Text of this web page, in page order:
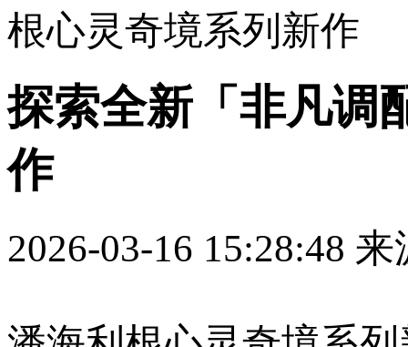
根心灵奇境系列新作
探索全新「非凡调
作
2026-03-16 15:28:48